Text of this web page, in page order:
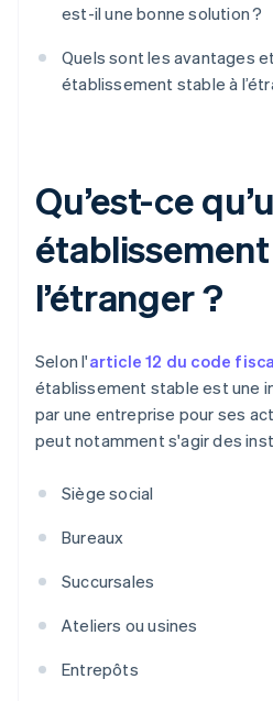
est-il une bonne solution ?
Quels sont les avantages
établissement stable à
Qu’est-ce
l’étranger ?
Selon l'article 12 du code
établissement stable est une
par une entreprise pour ses
peut notamment s'agir des
Siège social
Bureaux
Succursales
Ateliers ou usines
Entrepôts